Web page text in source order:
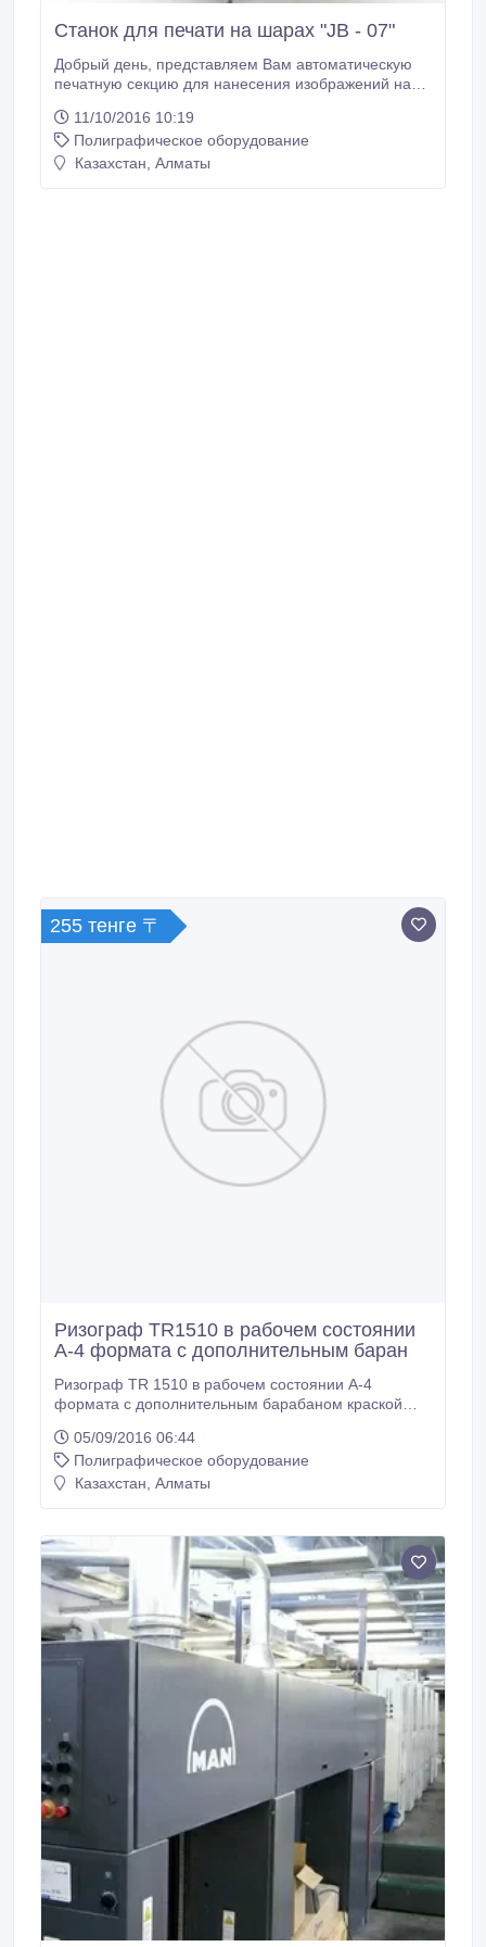
Станок для печати на шарах "JB - 07"
Добрый день, представляем Вам автоматическую
печатную секцию для нанесения изображений на
Это оборудование идеально подходит для печати
на шарах, футболках, пакетах, флажках и многих
других поверхностях. Печать производится методом
11/10/2016 10:19
Полиграфическое оборудование
Казахстан, Алматы
255 тенге 〒
Ризограф TR1510 в рабочем состоянии
А-4 формата с дополнительным баран
Ризограф TR 1510 в рабочем состоянии А-4
формата с дополнительным барабаном краской
05/09/2016 06:44
Полиграфическое оборудование
Казахстан, Алматы